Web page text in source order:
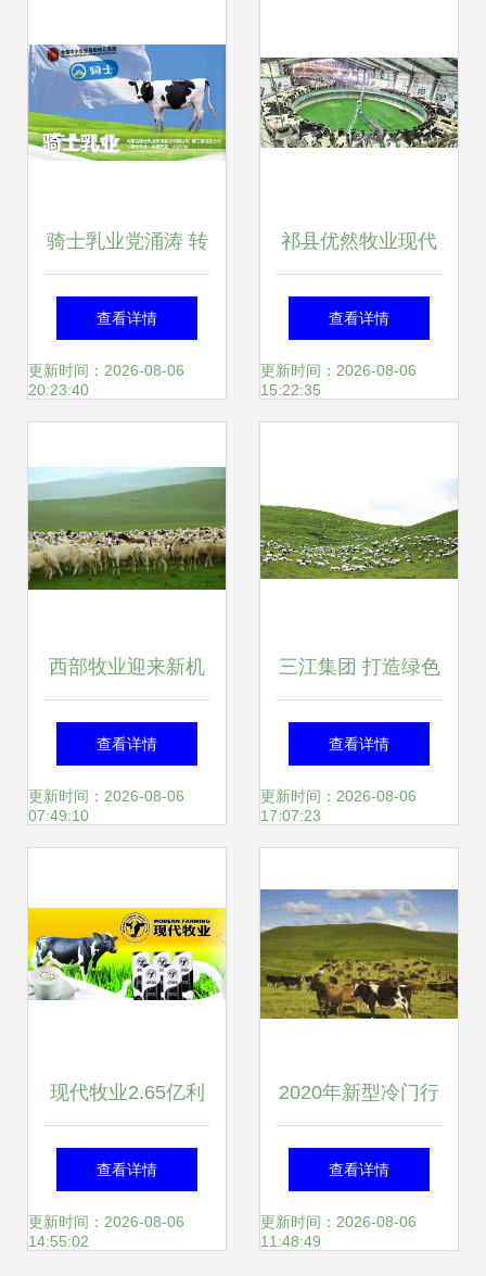
骑士乳业党涌涛 转
换战略再次出发 牧
业深耕铸就新篇
查看详情
更新时间：2026-08-06
20:23:40
祁县优然牧业现代
化奶牛养殖示范牧
场 智慧牧场系统开
查看详情
更新时间：2026-08-06
15:22:35
西部牧业迎来新机
遇 娃哈哈、旺旺落
地石河子，共筑乳
查看详情
更新时间：2026-08-06
07:49:10
三江集团 打造绿色
有机农牧业示范企
业的使命与实践
查看详情
更新时间：2026-08-06
17:07:23
现代牧业2.65亿利
润蒸发 奶业寒冬下
的行业突围之路
查看详情
更新时间：2026-08-06
14:55:02
2020年新型冷门行
业 牧业的崛起与机
遇
查看详情
更新时间：2026-08-06
11:48:49